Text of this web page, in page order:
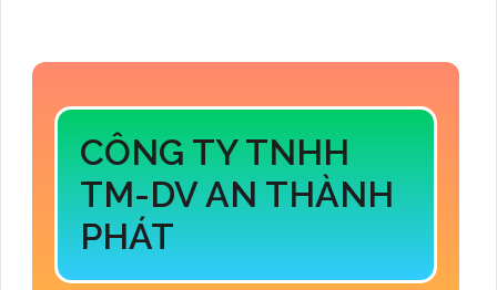
CÔNG TY TNHH
TM-DV AN THÀNH
PHÁT